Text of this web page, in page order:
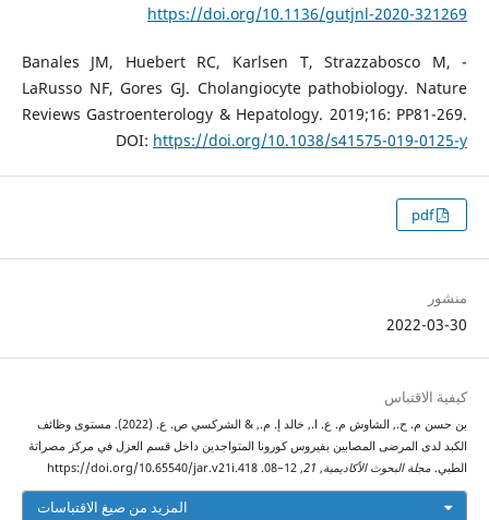
https://doi.org/10.1136/gutjnl-2020-321269
- Banales JM, Huebert RC, Karlsen T, Strazzabosco M,
LaRusso NF, Gores GJ. Cholangiocyte pathobiology. Nature
Reviews Gastroenterology & Hepatology. 2019;16: PP81-269.
DOI: https://doi.org/10.1038/s41575-019-0125-y
pdf
منشور
2022-03-30
كيفية الاقتباس
بن حسن م. ح., الشاوش م. ع. ا., خالد إ. م., & الشركسي ص. ع. (2022). مستوى وظائف
الكبد لدى المرضى المصابين بفيروس كورونا المتواجدين داخل قسم العزل في مركز مصراتة
الطبي. مجلة البحوث الأكاديمية,
21
, 12–08. https://doi.org/10.65540/jar.v21i.418
المزيد من صيغ الاقتباسات